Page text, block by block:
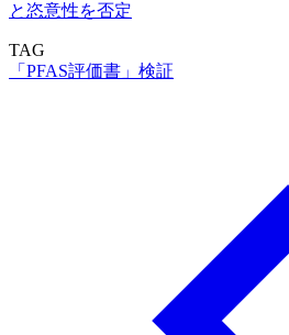
と恣意性を否定
TAG
「PFAS評価書」検証